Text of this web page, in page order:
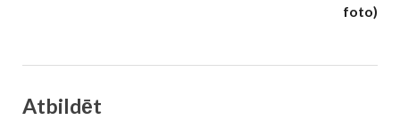
foto)
Atbildēt